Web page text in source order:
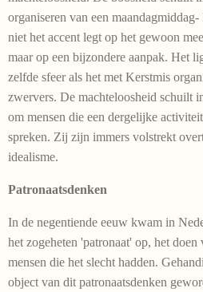
organiseren van een
niet het accent legt op het gewoon
maar op een bijzondere aanpak. Het
zelfde sfeer als het met Kerstmis
zwervers. De machteloosheid sch­uilt
om mensen die een dergelijke
spreken. Zij zijn immers volstrekt
idealisme.
Patronaatsdenken
In de negentiende eeuw kwam in
het zogeheten 'patronaat' op, het
mensen die het slecht hadden.
object van dit patronaatsdenken